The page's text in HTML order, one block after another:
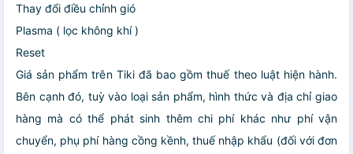
Thay đổi điều chỉnh gió
Plasma ( lọc không khí )
Reset
Giá sản phẩm trên Tiki đã bao gồm thuế theo luật hiện hành.
Bên cạnh đó, tuỳ vào loại sản phẩm, hình thức và địa chỉ giao
hàng mà có thể phát sinh thêm chi phí khác như phí vận
chuyển, phụ phí hàng cồng kềnh, thuế nhập khẩu (đối với đơn